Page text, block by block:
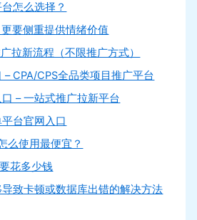
怎么选择？
要侧重提供情绪价值
拉新流程（不限推广方式）
– CPA/CPS全品类项目推广平台
– 一站式推广拉新平台
台官网入口
么使用最便宜？
花多少钱
致卡顿或数据库出错的解决方法